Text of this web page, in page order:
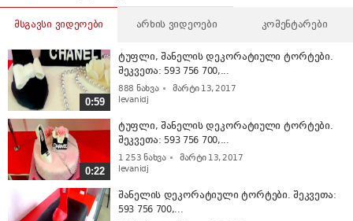
მსგავსი ვიდეოები არხის ვიდეოები კომენტარები
0:59
ტუფლი, შანელის დეკორატიული ტორტები.
შეკვეთა: 593 756 700,...
888 ნახვა
მარტი 13, 2017
levanidj
0:22
ტუფლი, შანელის დეკორატიული ტორტები.
შეკვეთა: 593 756 700,...
1 253 ნახვა
მარტი 13, 2017
levanidj
შანელის დეკორატიული ტორტები. შეკვეთა:
593 756 700,...